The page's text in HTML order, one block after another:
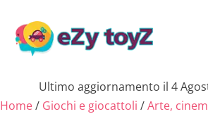
Ultimo aggiornamento il 4
Home/ Giochi e giocattoli /Arte,